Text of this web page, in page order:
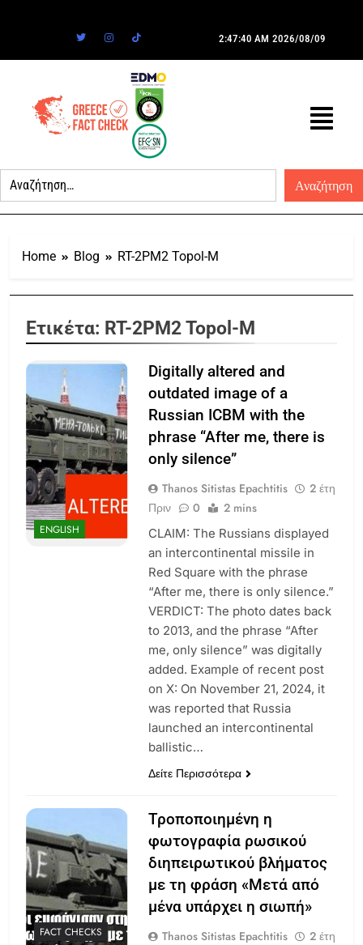
2:47:40 AM 2026/08/09
Home Blog RT-2PM2 Topol-M
Ετικέτα: RT-2PM2 Topol-M
ENGLISH
Digitally altered and
outdated image of a
Russian ICBM with the
phrase “After me, there is
only silence”
Thanos Sitistas Epachtitis
2 έτη
Πριν
0 2 mins
CLAIM: The Russians displayed
an intercontinental missile in
Red Square with the phrase
“After me, there is only silence.”
VERDICT: The photo dates back
to 2013, and the phrase “After
me, only silence” was digitally
added. Example of recent post
on X: On November 21, 2024, it
was reported that Russia
launched an intercontinental
ballistic…
Δείτε Περισσότερα
FACT CHECKS
Τροποποιημένη η
φωτογραφία ρωσικού
διηπειρωτικού βλήματος
με τη φράση «Μετά από
μένα υπάρχει η σιωπή»
Thanos Sitistas Epachtitis
2 έτη